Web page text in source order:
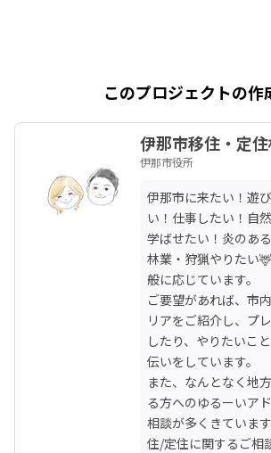
このプロジェクトの作
伊那市移住・定
伊那市役所
伊那市に来たい！遊
い！仕事したい！自
学ばせたい！炎のあ
林業・狩猟やりたい
般に応じています。
ご要望があれば、市
リアをご紹介し、プ
したり、やりたいこ
伝いをしています。
また、なんとなく地
る方へのゆるーいア
相談が多くきていま
住/定住に関するご相